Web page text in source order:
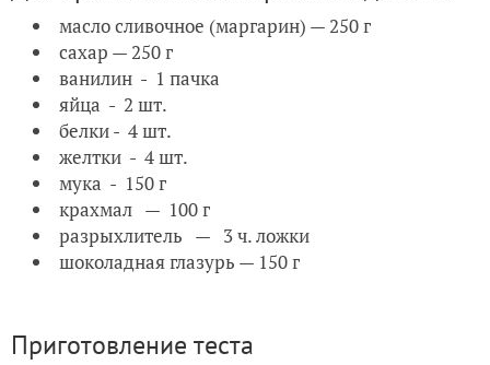
масло сливочное (маргарин) — 250 г
сахар — 250 г
ванилин - 1 пачка
яйца - 2 шт.
белки - 4 шт.
желтки - 4 шт.
мука - 150 г
крахмал — 100 г
разрыхлитель — 3 ч. ложки
шоколадная глазурь — 150 г
Приготовление теста